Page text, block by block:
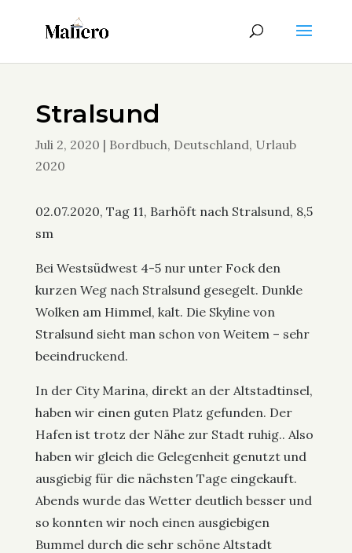
Stralsund
Juli 2, 2020 | Bordbuch, Deutschland, Urlaub
2020
02.07.2020, Tag 11, Barhöft nach Stralsund, 8,5
sm
Bei Westsüdwest 4-5 nur unter Fock den
kurzen Weg nach Stralsund gesegelt. Dunkle
Wolken am Himmel, kalt. Die Skyline von
Stralsund sieht man schon von Weitem – sehr
beeindruckend.
In der City Marina, direkt an der Altstadtinsel,
haben wir einen guten Platz gefunden. Der
Hafen ist trotz der Nähe zur Stadt ruhig.. Also
haben wir gleich die Gelegenheit genutzt und
ausgiebig für die nächsten Tage eingekauft.
Abends wurde das Wetter deutlich besser und
so konnten wir noch einen ausgiebigen
Bummel durch die sehr schöne Altstadt